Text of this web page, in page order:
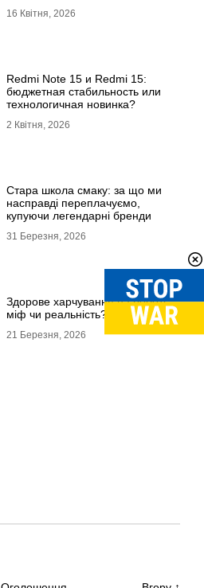
16 Квітня, 2026
Redmi Note 15 и Redmi 15:
бюджетная стабильность или
технологичная новинка?
2 Квітня, 2026
Стара школа смаку: за що ми
насправді переплачуємо,
купуючи легендарні бренди
31 Березня, 2026
Здорове харчування на роботі:
міф чи реальність?
21 Березня, 2026